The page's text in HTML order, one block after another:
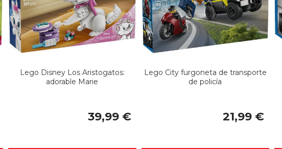
Lego Disney Los Aristogatos:
adorable Marie
39,99 €
Lego City furgoneta de transporte
de policía
21,99 €